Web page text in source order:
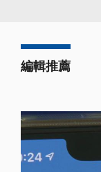
編輯推薦